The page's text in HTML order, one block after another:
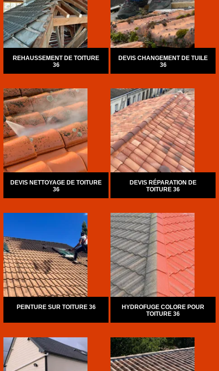
REHAUSSEMENT DE TOITURE
36
DEVIS CHANGEMENT DE TUILE
36
DEVIS NETTOYAGE DE TOITURE
36
DEVIS RÉPARATION DE
TOITURE 36
PEINTURE SUR TOITURE 36
HYDROFUGE COLORE POUR
TOITURE 36